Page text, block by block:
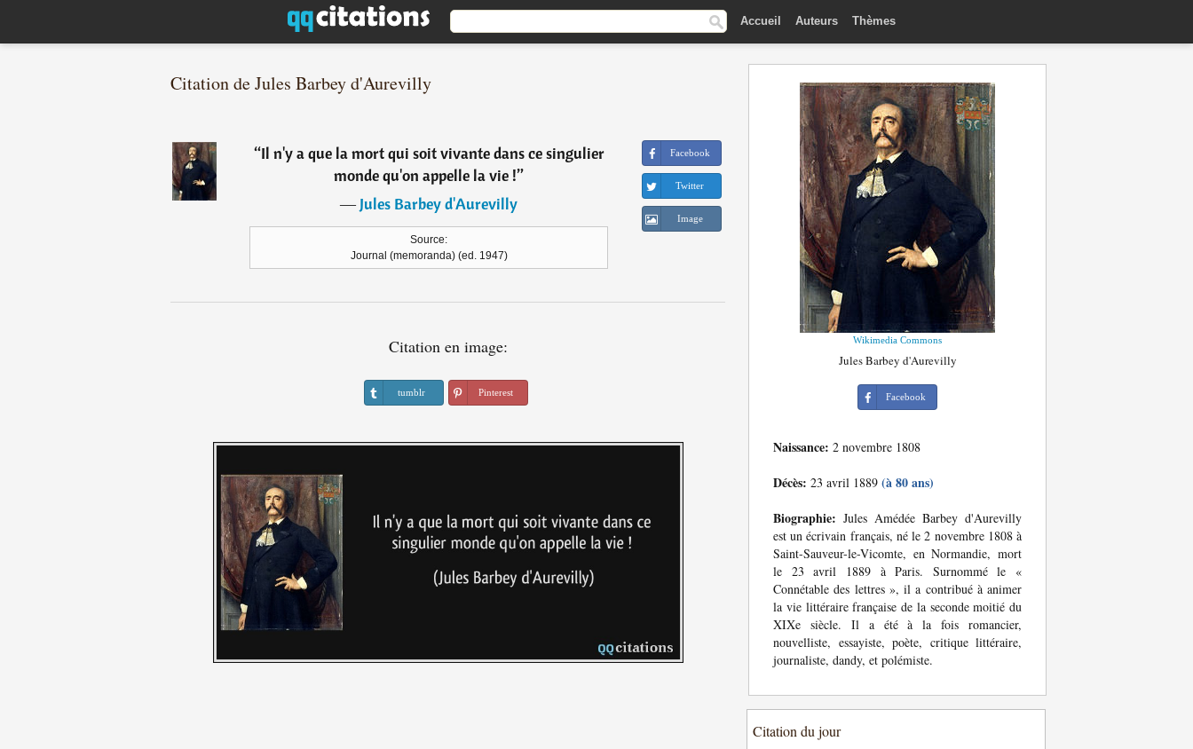
Accueil Auteurs Thèmes
Citation de Jules Barbey d'Aurevilly
“Il n'y a que la mort qui soit vivante dans ce singulier
monde qu'on appelle la vie !”
―Jules Barbey d'Aurevilly
Source:
Journal (memoranda) (ed. 1947)
Facebook
Twitter
Image
Citation en image:
tumblr Pinterest
Wikimedia Commons
Jules Barbey d'Aurevilly
Facebook
Naissance: 2 novembre 1808
Décès: 23 avril 1889 (à 80 ans)
Biographie: Jules Amédée Barbey d'Aurevilly
est un écrivain français, né le 2 novembre 1808 à
Saint-Sauveur-le-Vicomte, en Normandie, mort
le 23 avril 1889 à Paris. Surnommé le «
Connétable des lettres », il a contribué à animer
la vie littéraire française de la seconde moitié du
XIXe siècle. Il a été à la fois romancier,
nouvelliste, essayiste, poète, critique littéraire,
journaliste, dandy, et polémiste.
Citation du jour